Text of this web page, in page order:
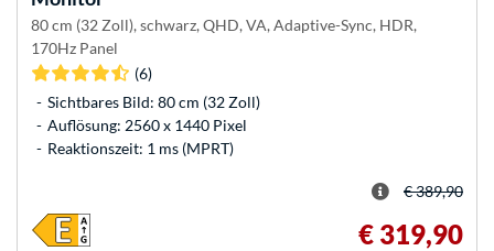
80 cm (32 Zoll), schwarz, QHD, VA, Adaptive-Sync, HDR,
170Hz Panel
(6)
Sichtbares Bild: 80 cm (32 Zoll)
Auflösung: 2560 x 1440 Pixel
Reaktionszeit: 1 ms (MPRT)
€ 389,90
€ 319,90